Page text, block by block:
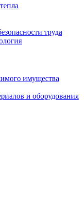
труда
имущества
и оборудования